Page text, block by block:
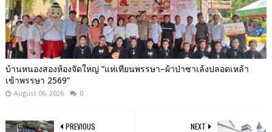
บ้านหนองสองห้องจัดใหญ่ “แห่เทียนพรรษา–ผ้าป่าซาเล้งปลอดเหล้า
เข้าพรรษา 2569”
August 06, 2026 0
NEXT
PREVIOUS